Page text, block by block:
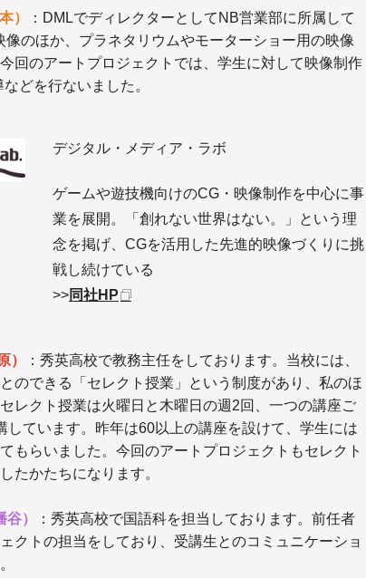
）
：DMLでディレクターとしてNB営業部に所属して
のほか、プラネタリウムやモーターショー用の映像
回のアートプロジェクトでは、学生に対して映像制作
どを行ないました。
デジタル・メディア・ラボ
ゲームや遊技機向けのCG・映像制作を中心に事
業を展開。「創れない世界はない。」という理
念を掲げ、CGを活用した先進的映像づくりに挑
戦し続けている
>>同社HP
）
：秀英高校で教務主任をしております。当校には、
のできる「セレクト授業」という制度があり、私のほ
レクト授業は火曜日と木曜日の週2回、一つの講座ご
しています。昨年は60以上の講座を設けて、学生には
もらいました。今回のアートプロジェクトもセレクト
たかたちになります。
）
：秀英高校で国語科を担当しております。前任者
クトの担当をしており、受講生とのコミュニケーショ